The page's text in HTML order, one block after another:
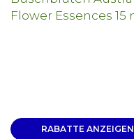
RABATTE ANZEIGEN